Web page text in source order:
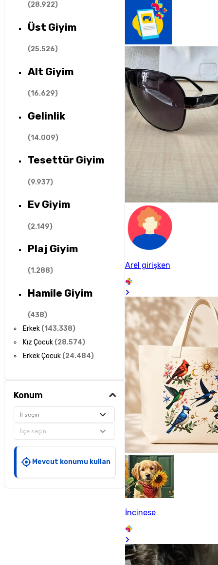
(28.922)
Üst Giyim
(25.526)
Alt Giyim
(16.629)
Gelinlik
(14.009)
Tesettür Giyim
(9.937)
Ev Giyim
(2.149)
Plaj Giyim
(1.288)
Hamile Giyim
(438)
Erkek (143.338)
Kız Çocuk (28.574)
Erkek Çocuk (24.484)
Konum
İl seçin
İlçe seçin
Mevcut konumu kullan
Arel girişken
İncinese